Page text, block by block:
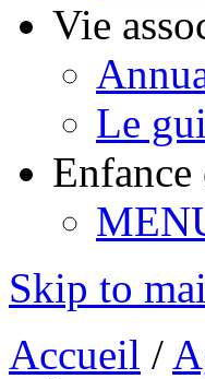
Vie
Le
Enfance
Skip to
Accueil /